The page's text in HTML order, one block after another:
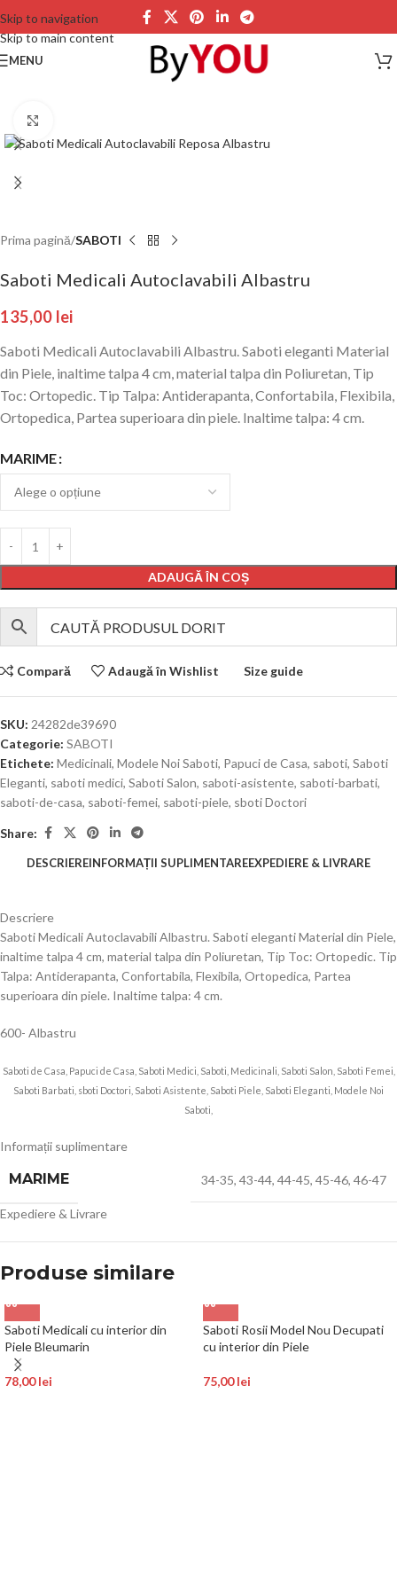
Skip to navigation
Skip to main content
MENU
Prima pagină SABOTI
Saboti Medicali Autoclavabili Albastru
135,00 lei
Saboti Medicali Autoclavabili Albastru. Saboti eleganti Material
din Piele, inaltime talpa 4 cm, material talpa din Poliuretan, Tip
Toc: Ortopedic. Tip Talpa: Antiderapanta, Confortabila, Flexibila,
Ortopedica, Partea superioara din piele. Inaltime talpa: 4 cm.
MARIME
ADAUGĂ ÎN COȘ
Compară Adaugă în Wishlist Size guide
SKU: 24282de39690
Categorie: SABOTI
Etichete: Medicinali, Modele Noi Saboti, Papuci de Casa, saboti, Saboti
Eleganti, saboti medici, Saboti Salon, saboti-asistente, saboti-barbati,
saboti-de-casa, saboti-femei, saboti-piele, sboti Doctori
Share:
DESCRIEREINFORMAȚII SUPLIMENTAREEXPEDIERE & LIVRARE
Descriere
Saboti Medicali Autoclavabili Albastru. Saboti eleganti Material din Piele,
inaltime talpa 4 cm, material talpa din Poliuretan, Tip Toc: Ortopedic. Tip
Talpa: Antiderapanta, Confortabila, Flexibila, Ortopedica, Partea
superioara din piele. Inaltime talpa: 4 cm.
600- Albastru
Saboti de Casa, Papuci de Casa, Saboti Medici, Saboti, Medicinali, Saboti Salon, Saboti Femei,
Saboti Barbati, sboti Doctori, Saboti Asistente, Saboti Piele, Saboti Eleganti, Modele Noi
Saboti,
Informații suplimentare
MARIME 34-35, 43-44, 44-45, 45-46, 46-47
Expediere & Livrare
Produse similare
Saboti Medicali cu interior din
Piele Bleumarin
78,00lei
Saboti Rosii Model Nou Decupati
cu interior din Piele
75,00lei